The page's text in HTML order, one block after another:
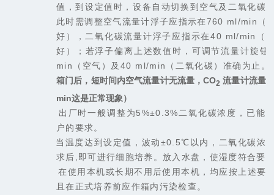
值，到设定值时，设备自动切换到空气及二氧化碳
此时需调整空气流量计浮子应指示在760 ml/min（
好 ） ，二氧化碳流量计浮子应指示在40 ml/min
（
好）；若浮子偏离上述数值时，可调节流量计旋钮
min
（空气）及40 ml/min （二氧化碳）准确为止。
箱门后，短时间内空气流量计无流量，CO2 流量计流量
min这是正常现象）
出厂时一般调整为5%±0.3% 二氧化碳浓度，已能
户的要求。
当温度达到设定值，波动±0.5℃以内，二氧化碳浓
求后 即可进行细胞培养。放入水盘，使湿度符合要
在使用本机或长期不用后使用本机，均应按上述要
且在正式培养前应作箱内污染检查。